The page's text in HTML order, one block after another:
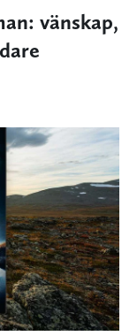
vänskap,